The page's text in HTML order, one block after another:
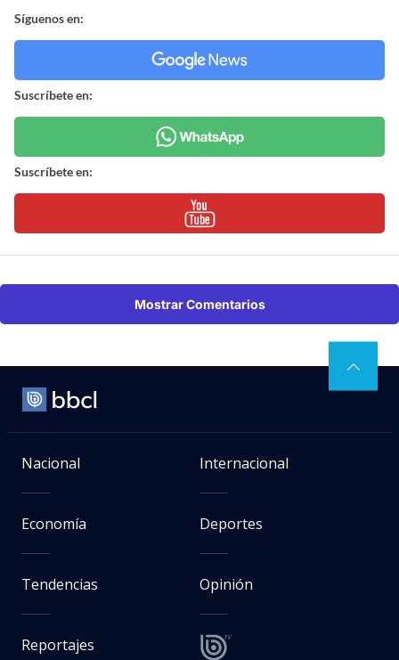
Síguenos en:
Suscríbete en:
Suscríbete en:
Mostrar Comentarios
Nacional Internacional
Economía Deportes
Tendencias Opinión
Reportajes